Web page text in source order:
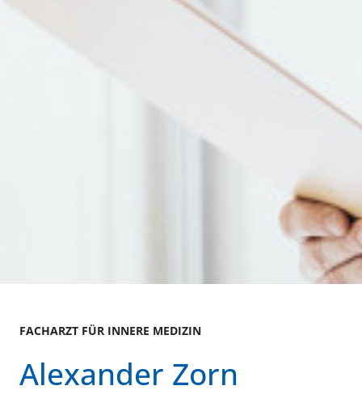
FACHARZT FÜR INNERE MEDIZIN
Alexander Zorn